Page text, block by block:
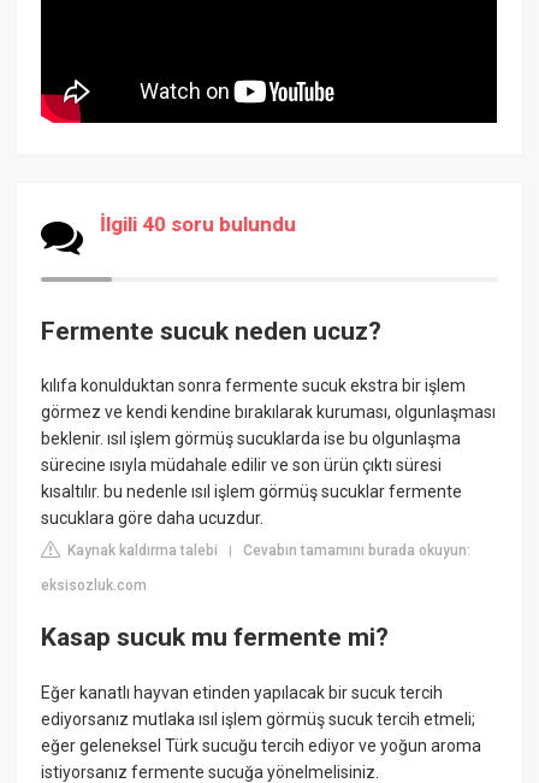
İlgili 40 soru bulundu
Fermente sucuk neden ucuz?
kılıfa konulduktan sonra fermente sucuk ekstra bir işlem
görmez ve kendi kendine bırakılarak kuruması, olgunlaşması
beklenir. ısıl işlem görmüş sucuklarda ise bu olgunlaşma
sürecine ısıyla müdahale edilir ve son ürün çıktı süresi
kısaltılır. bu nedenle ısıl işlem görmüş sucuklar fermente
sucuklara göre daha ucuzdur.
Kaynak kaldırma talebi |Cevabın tamamını burada okuyun:
eksisozluk.com
Kasap sucuk mu fermente mi?
Eğer kanatlı hayvan etinden yapılacak bir sucuk tercih
ediyorsanız mutlaka ısıl işlem görmüş sucuk tercih etmeli;
eğer geleneksel Türk sucuğu tercih ediyor ve yoğun aroma
istiyorsanız fermente sucuğa yönelmelisiniz.